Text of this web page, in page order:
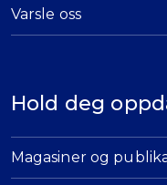
Varsle oss
Hold deg
Magasiner og